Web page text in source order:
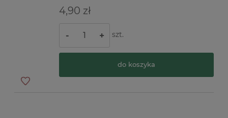
4,90 zł
- + szt.
do koszyka